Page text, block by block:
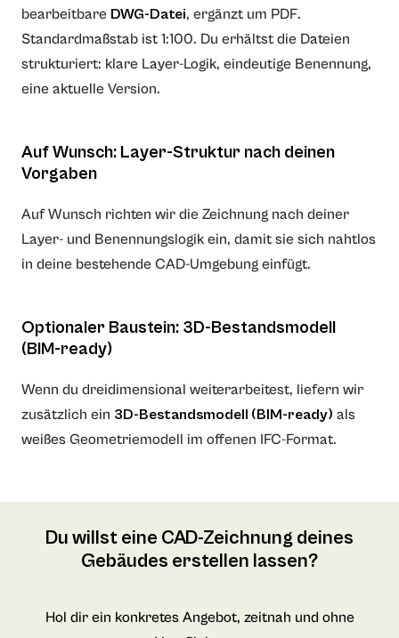
bearbeitbare DWG-Datei, ergänzt um PDF.
Standardmaßstab ist 1:100. Du erhältst die Dateien
strukturiert: klare Layer-Logik, eindeutige Benennung,
eine aktuelle Version.
Auf Wunsch: Layer-Struktur nach deinen
Vorgaben
Auf Wunsch richten wir die Zeichnung nach deiner
Layer- und Benennungslogik ein, damit sie sich nahtlos
in deine bestehende CAD-Umgebung einfügt.
Optionaler Baustein: 3D-Bestandsmodell
(BIM-ready)
Wenn du dreidimensional weiterarbeitest, liefern wir
zusätzlich ein 3D-Bestandsmodell (BIM-ready) als
weißes Geometriemodell im offenen IFC-Format.
Du willst eine CAD-Zeichnung deines
Gebäudes erstellen lassen?
Hol dir ein konkretes Angebot, zeitnah und ohne